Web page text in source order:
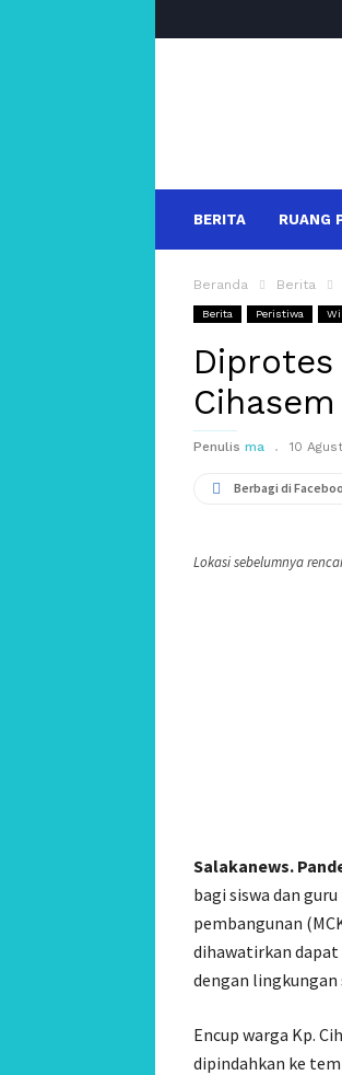
BERITA RUANG
Beranda Berita
Berita Peristiwa
Diprotes
Penulis ma 10
Berbagi di
Lokasi sebelumnya
Salakanews.
bagi siswa dan
pembangunan
dihawatirkan
dengan lingkungan
Encup warga Kp.
dipindahkan ke